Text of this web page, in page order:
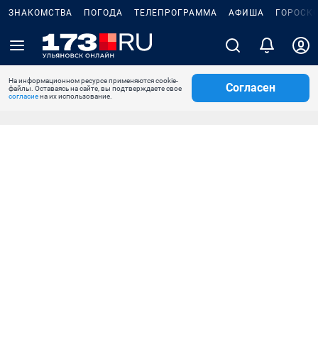
ЗНАКОМСТВА ПОГОДА ТЕЛЕПРОГРАММА АФИША
На информационном ресурсе применяются cookie-
файлы. Оставаясь на сайте, вы подтверждаете свое
согласиена их использование.
Согласен